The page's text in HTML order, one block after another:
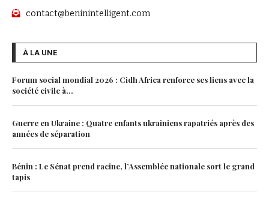
contact@beninintelligent.com
À LA UNE
Forum social mondial 2026 : Cidh Africa renforce ses liens avec la
société civile à...
Guerre en Ukraine : Quatre enfants ukrainiens rapatriés après des
années de séparation
Bénin : Le Sénat prend racine, l’Assemblée nationale sort le grand
tapis